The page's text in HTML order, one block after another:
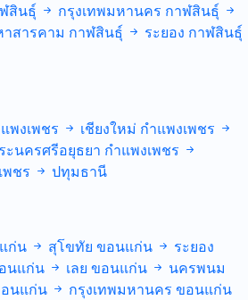
สินธุ์ กรุงเทพมหานคร กาฬสินธุ์
สารคาม กาฬสินธุ์ ระยอง กาฬสินธุ์
พงเพชร เชียงใหม่ กำแพงเพชร
ะนครศรีอยุธยา กำแพงเพชร
พชร ปทุมธานี
ก่น สุโขทัย ขอนแก่น
ระยอง
นแก่น เลย ขอนแก่น
นครพนม
นแก่น กรุงเทพมหานคร ขอนแก่น